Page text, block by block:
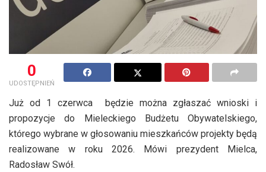
0
UDOSTĘPNIEŃ
Już od 1 czerwca będzie można zgłaszać wnioski i
propozycje do Mieleckiego Budżetu Obywatelskiego,
którego wybrane w głosowaniu mieszkańców projekty będą
realizowane w roku 2026. Mówi prezydent Mielca,
Radosław Swół.